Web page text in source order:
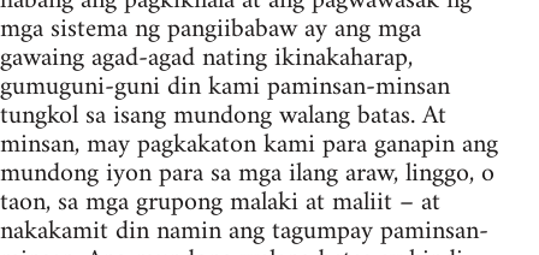
mga sistema ng pangiibabaw ay ang mga
gawaing agad-agad nating ikinakaharap,
gumuguni-guni din kami paminsan-minsan
tungkol sa isang mundong walang batas. At
minsan, may pagkakaton kami para ganapin ang
mundong iyon para sa mga ilang araw, linggo, o
taon, sa mga grupong malaki at maliit – at
nakakamit din namin ang tagumpay paminsan-